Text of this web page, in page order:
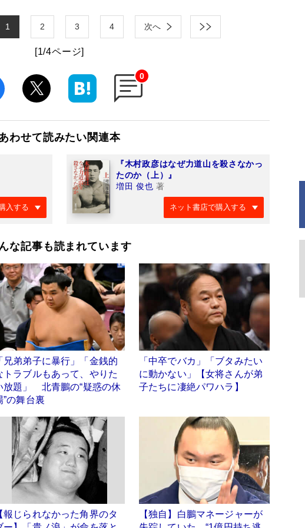
1 2 3 4 次へ
[1/4ページ]
0
わせて読みたい関連本
入する
『木村政彦はなぜ力道山を殺さなかっ
たのか（上）』
増田 俊也 著
ネット書店で購入する
な記事も読まれています
兄弟弟子に暴行」「金銭的
トラブルもあって、やりた
放題」 北青鵬の“疑惑の休
”の舞台裏
「中卒でバカ」「ブタみたい
に動かない」【女将さんが弟
子たちに凄絶パワハラ】
報じられなかった角界のタ
【独自】白鵬マネージャーが